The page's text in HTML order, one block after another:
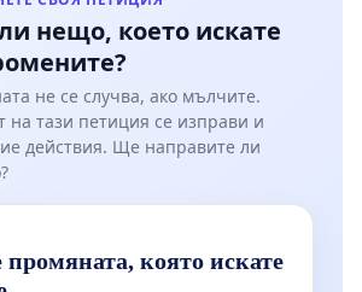
на принципа "Кастрирай и
животни не се връщат по
а се изкарват и изоставят в гори,
се в други общини);
протоколи за
за да се прибират
нещо, което искате
не се случва, ако мълчите.
на тази петиция се изправи и
действия. Ще направите ли
която искате